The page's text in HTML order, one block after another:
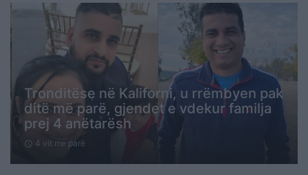
Tronditëse në Kaliforni, u rrëmbyen pak
ditë më parë, gjendet e vdekur familja
prej 4 anëtarësh
schedule 4 vit me parë